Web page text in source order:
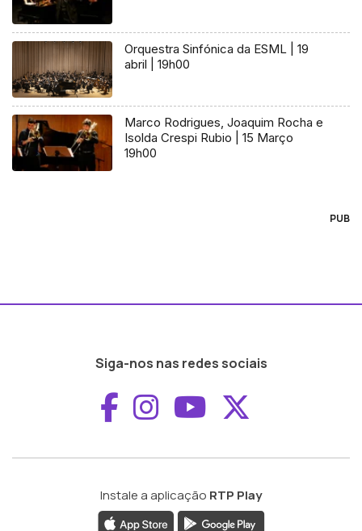
Orquestra Sinfónica da ESML | 19
abril | 19h00
Marco Rodrigues, Joaquim Rocha e
Isolda Crespi Rubio | 15 Março
19h00
PUB
Siga-nos nas redes sociais
Aceder ao
Aceder ao
Aceder ao
Instale a aplicação RTP Play